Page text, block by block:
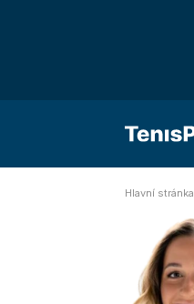
Hlavní stránka